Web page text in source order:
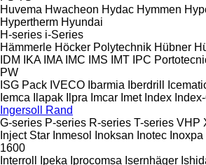
Huvema Hwacheon Hydac Hymmen
Hypertherm Hyundai
H-series i-Series
Hämmerle Höcker Polytechnik Hübner
IDM
IKA IMA IMC IMS IMT IPC
PW
ISG Pack IVECO Ibarmia Iberdrill
Iemca
Ilapak Ilpra Imcar Imet Index
Ingersoll Rand
G-series P-series R-series T-series VHP
Inject Star Inmesol Inoksan Inotec Inoxpa
1600
Interroll
Ipeka Iprocomsa Isernhäger